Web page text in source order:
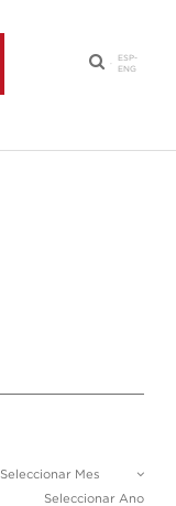
·
ESP-
ENG
Seleccionar Mes
Seleccionar Ano